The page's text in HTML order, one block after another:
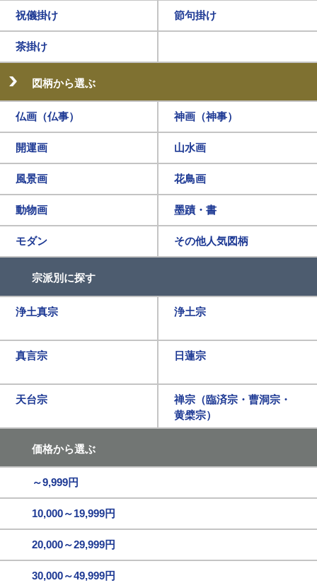
祝儀掛け 節句掛け
茶掛け
図柄から選ぶ
仏画（仏事） 神画（神事）
開運画 山水画
風景画 花鳥画
動物画 墨蹟・書
モダン その他人気図柄
宗派別に探す
浄土真宗 浄土宗
真言宗 日蓮宗
天台宗
禅宗（臨済宗・曹洞宗・
黄檗宗）
価格から選ぶ
～9,999円
10,000～19,999円
20,000～29,999円
30,000～49,999円